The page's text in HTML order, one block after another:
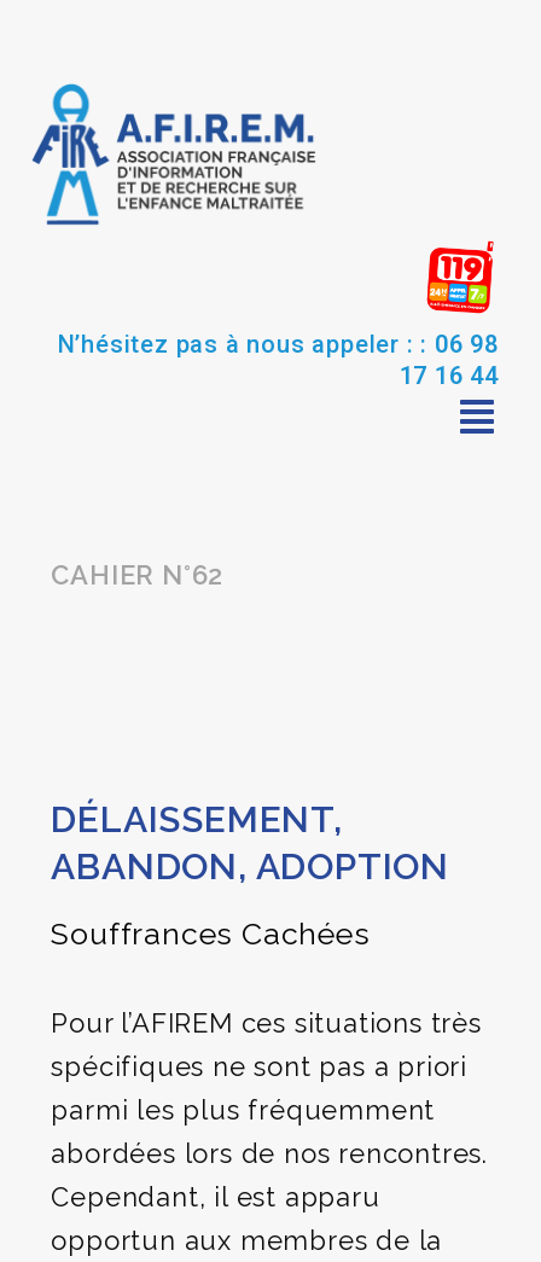
N’hésitez pas à nous appeler : : 06 98
17 16 44
CAHIER N°62
DÉLAISSEMENT,
ABANDON, ADOPTION
Souffrances Cachées
Pour l’AFIREM ces situations très
spécifiques ne sont pas a priori
parmi les plus fréquemment
abordées lors de nos rencontres.
Cependant, il est apparu
opportun aux membres de la